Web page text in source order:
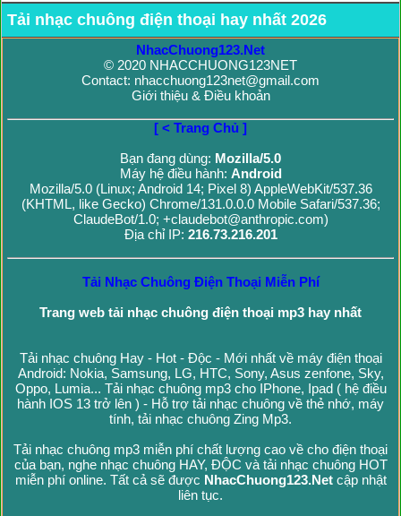
Tải nhạc chuông điện thoại hay nhất 2026
NhacChuong123.Net
© 2020 NHACCHUONG123NET
Contact: nhacchuong123net@gmail.com
Giới thiệu & Điều khoản
[ < Trang Chủ ]
Bạn đang dùng: Mozilla/5.0
Máy hệ điều hành: Android
Mozilla/5.0 (Linux; Android 14; Pixel 8) AppleWebKit/537.36
(KHTML, like Gecko) Chrome/131.0.0.0 Mobile Safari/537.36;
ClaudeBot/1.0; +claudebot@anthropic.com)
Địa chỉ IP: 216.73.216.201
Tải Nhạc Chuông Điện Thoại Miễn Phí
Trang web tải nhạc chuông điện thoại mp3 hay nhất
Tải nhạc chuông Hay - Hot - Độc - Mới nhất về máy điện thoại
Android: Nokia, Samsung, LG, HTC, Sony, Asus zenfone, Sky,
Oppo, Lumia... Tải nhạc chuông mp3 cho IPhone, Ipad ( hệ điều
hành IOS 13 trở lên ) - Hỗ trợ tải nhạc chuông về thẻ nhớ, máy
tính, tải nhạc chuông Zing Mp3.
Tải nhạc chuông mp3 miễn phí chất lượng cao về cho điện thoại
của bạn, nghe nhạc chuông HAY, ĐỘC và tải nhạc chuông HOT
miễn phí online. Tất cả sẽ được NhacChuong123.Netcập nhật
liên tục.